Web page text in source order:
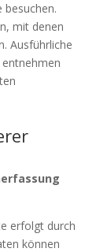
besuchen.
mit denen
Ausführliche
erfolgt durch
können